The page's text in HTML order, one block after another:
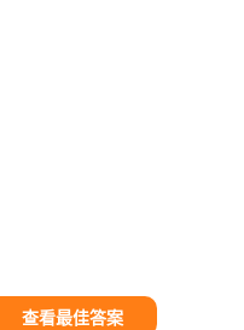
查看最佳答案